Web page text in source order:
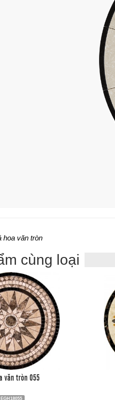
hoa văn tròn
cùng loại
văn tròn 055
EGH18055